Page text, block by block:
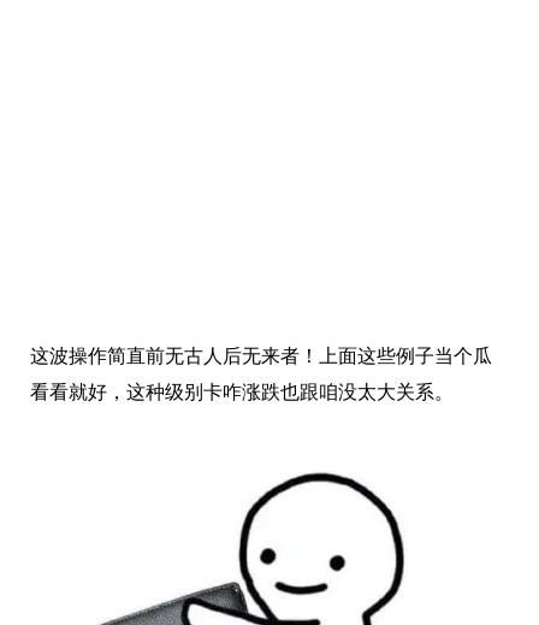
这波操作简直前无古人后无来者！上面这些例子当个瓜
看看就好，这种级别卡咋涨跌也跟咱没太大关系。